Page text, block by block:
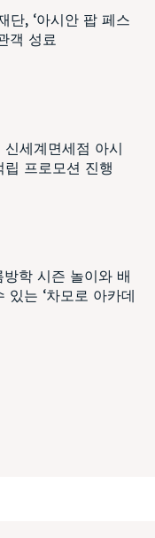
단, ‘아시안 팝 페스
객 성료
세계면세점 아시
프로모션 진행
학 시즌 놀이와 배
있는 ‘차모로 아카데